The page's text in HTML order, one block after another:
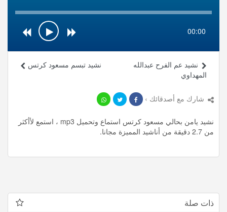
00:00
نشيد تبسم مسعود كرتس
نشيد عم الفرح عبدالله
المهداوي
شارك مع أصدقائك ›
نشيد يامن بحالي مسعود كرتس استماع وتحميل mp3 ، استمع لأأكثر
من 2.7 دقيقة من أناشيد المميزة مجانا.
ذات صلة